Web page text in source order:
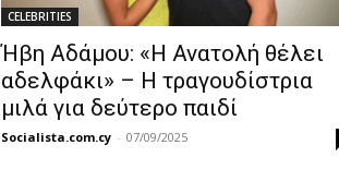
CELEBRITIES
Ήβη Αδάμου: «Η Ανατολή θέλει
αδελφάκι» – Η τραγουδίστρια
μιλά για δεύτερο παιδί
Socialista.com.cy - 07/09/2025